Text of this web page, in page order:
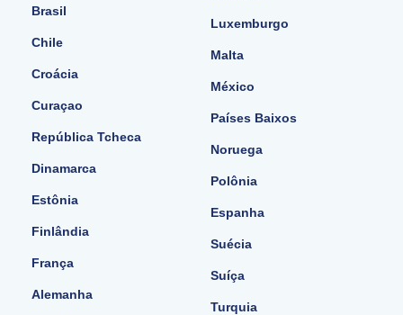
Brasil
Chile
Croácia
Curaçao
República Tcheca
Dinamarca
Estônia
Finlândia
França
Alemanha
Luxemburgo
Malta
México
Países Baixos
Noruega
Polônia
Espanha
Suécia
Suíça
Turquia